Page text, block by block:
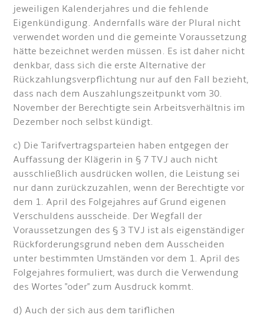
jeweiligen Kalenderjahres und die fehlende
Eigenkündigung. Andernfalls wäre der Plural nicht
verwendet worden und die gemeinte Voraussetzung
hätte bezeichnet werden müssen. Es ist daher nicht
denkbar, dass sich die erste Alternative der
Rückzahlungsverpflichtung nur auf den Fall bezieht,
dass nach dem Auszahlungszeitpunkt vom 30.
November der Berechtigte sein Arbeitsverhältnis im
Dezember noch selbst kündigt.
c) Die Tarifvertragsparteien haben entgegen der
Auffassung der Klägerin in § 7 TVJ auch nicht
ausschließlich ausdrücken wollen, die Leistung sei
nur dann zurückzuzahlen, wenn der Berechtigte vor
dem 1. April des Folgejahres auf Grund eigenen
Verschuldens ausscheide. Der Wegfall der
Voraussetzungen des § 3 TVJ ist als eigenständiger
Rückforderungsgrund neben dem Ausscheiden
unter bestimmten Umständen vor dem 1. April des
Folgejahres formuliert, was durch die Verwendung
des Wortes "oder" zum Ausdruck kommt.
d) Auch der sich aus dem tariflichen